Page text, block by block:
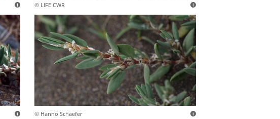
© LIFE CWR
© Hanno Schaefer